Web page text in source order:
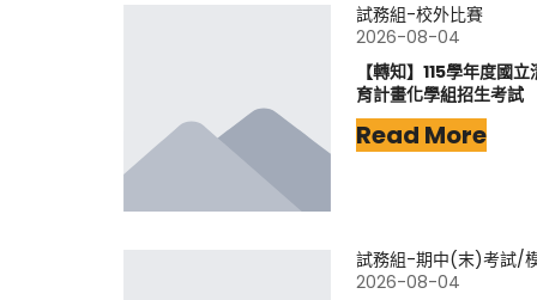
試務組-校外比賽
2026-08-04
【轉知】115學年度國
育計畫化學組招生考試
Read More
試務組-期中(末)考試/
2026-08-04